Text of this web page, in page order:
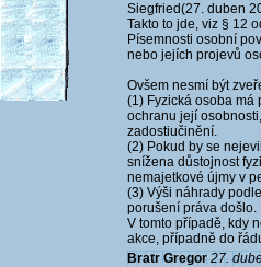
Siegfried(27. duben
Takto to jde, viz § 12
Písemnosti osobní
nebo jejích projevů
Ovšem nesmí být
(1) Fyzická osoba má
ochranu její
zadostiučinění.
(2) Pokud by se
snížena důstojnost
nemajetkové újmy v
(3) Výši náhrady
porušení práva došlo.
V tomto případě, kdy
akce, případně do
Bratr Gregor 27.